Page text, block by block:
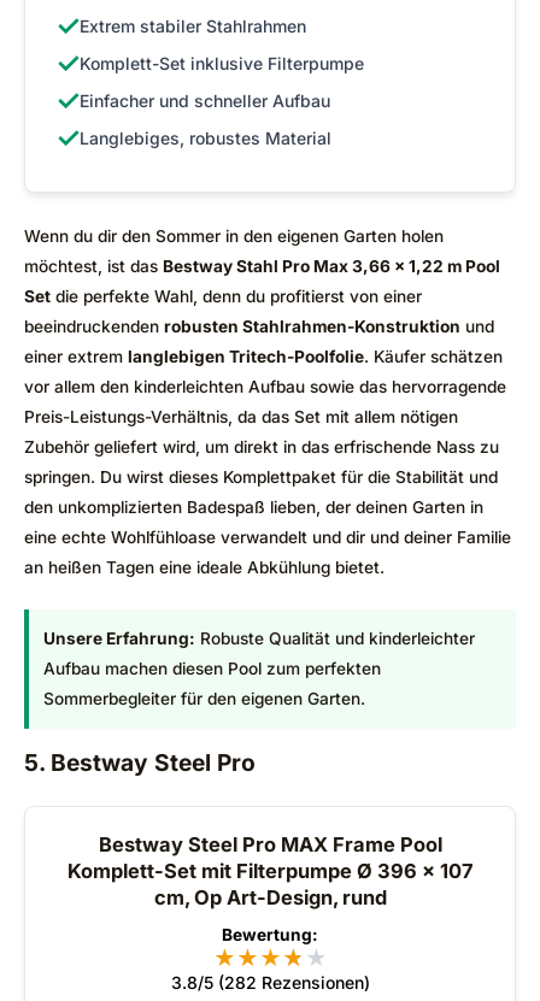
✓Extrem stabiler Stahlrahmen
✓Komplett-Set inklusive Filterpumpe
✓Einfacher und schneller Aufbau
✓Langlebiges, robustes Material
Wenn du dir den Sommer in den eigenen Garten holen
möchtest, ist das Bestway Stahl Pro Max 3,66 x 1,22 m Pool
Set die perfekte Wahl, denn du profitierst von einer
beeindruckenden robusten Stahlrahmen-Konstruktion und
einer extrem langlebigen Tritech-Poolfolie. Käufer schätzen
vor allem den kinderleichten Aufbau sowie das hervorragende
Preis-Leistungs-Verhältnis, da das Set mit allem nötigen
Zubehör geliefert wird, um direkt in das erfrischende Nass zu
springen. Du wirst dieses Komplettpaket für die Stabilität und
den unkomplizierten Badespaß lieben, der deinen Garten in
eine echte Wohlfühloase verwandelt und dir und deiner Familie
an heißen Tagen eine ideale Abkühlung bietet.
Unsere Erfahrung: Robuste Qualität und kinderleichter
Aufbau machen diesen Pool zum perfekten
Sommerbegleiter für den eigenen Garten.
5. Bestway Steel Pro
Bestway Steel Pro MAX Frame Pool
Komplett-Set mit Filterpumpe Ø 396 x 107
cm, Op Art-Design, rund
Bewertung:
★★★★
★ ★
3.8/5 (282 Rezensionen)